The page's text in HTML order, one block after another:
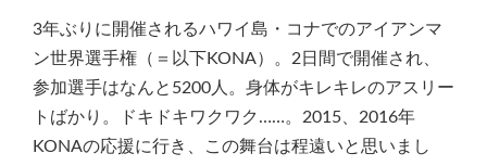
3年ぶりに開催されるハワイ島・コナでのアイアンマ
ン世界選手権（＝以下KONA）。2日間で開催され、
参加選手はなんと5200人。身体がキレキレのアスリー
トばかり。ドキドキワクワク……。2015、2016年
KONAの応援に行き、この舞台は程遠いと思いまし